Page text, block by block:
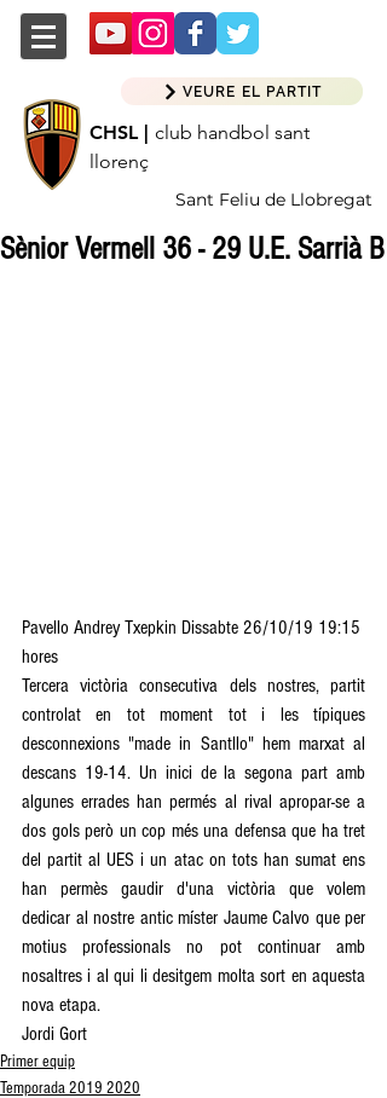
CHSL | club handbol sant
llorenç
Sant Feliu de Llobregat
VEURE EL PARTIT
Sènior Vermell 36 - 29 U.E. Sarrià B
Pavello Andrey Txepkin Dissabte 26/10/19 19:15
hores
Tercera victòria consecutiva dels nostres, partit
controlat en tot moment tot i les típiques
desconnexions "made in Santllo" hem marxat al
descans 19-14. Un inici de la segona part amb
algunes errades han permés al rival apropar-se a
dos gols però un cop més una defensa que ha tret
del partit al UES i un atac on tots han sumat ens
han permès gaudir d'una victòria que volem
dedicar al nostre antic míster Jaume Calvo que per
motius professionals no pot continuar amb
nosaltres i al qui li desitgem molta sort en aquesta
nova etapa.
Jordi Gort
Primer equip
Temporada 2019 2020